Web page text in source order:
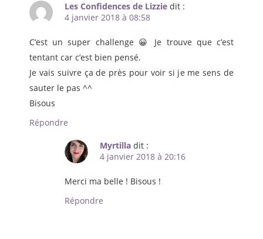
Les Confidences de Lizzie dit :
4 janvier 2018 à 08:58
C’est un super challenge 😀 Je trouve que c’est
tentant car c’est bien pensé.
Je vais suivre ça de près pour voir si je me sens de
sauter le pas ^^
Bisous
Répondre
Myrtilla dit :
4 janvier 2018 à 20:16
Merci ma belle ! Bisous !
Répondre